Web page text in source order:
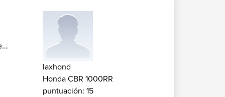
laxhond
Honda CBR 1000RR
puntuación: 15